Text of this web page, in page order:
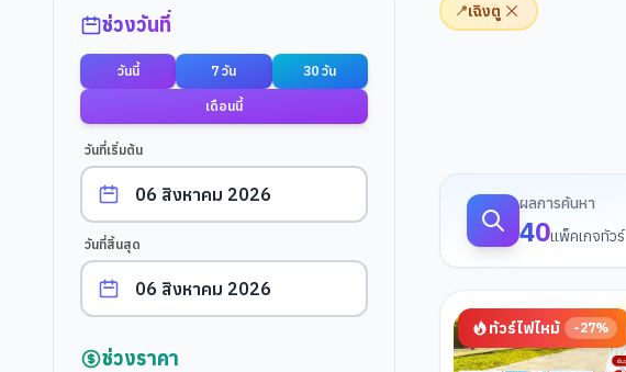
ช่วงวันที่
วันนี้ 7 วัน 30 วัน
เดือนนี้
วันที่เริ่มต้น
วันที่สิ้นสุด
ช่วงราคา
📍เฉิงตู
ผลการค้นหา
40แพ็คเกจทัวร์
ทัวร์ไฟไหม้ -27%